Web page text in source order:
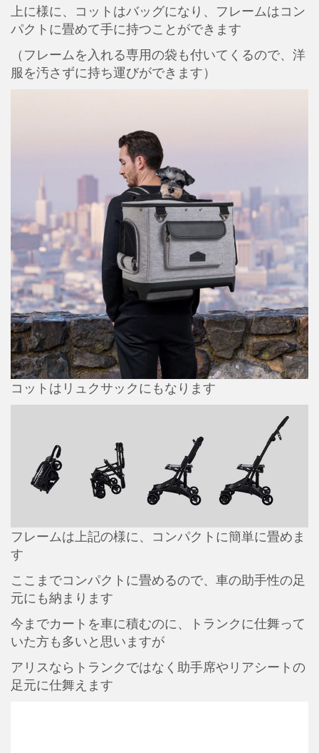
上に様に、コットはバッグになり、フレームはコン
パクトに畳めて手に持つことができます
（フレームを入れる専用の袋も付いてくるので、洋
服を汚さずに持ち運びができます）
コットはリュクサックにもなります
フレームは上記の様に、コンパクトに簡単に畳めま
す
ここまでコンパクトに畳めるので、車の助手性の足
元にも納まります
今までカートを車に積むのに、トランクに仕舞って
いた方も多いと思いますが
アリスならトランクではなく助手席やリアシートの
足元に仕舞えます